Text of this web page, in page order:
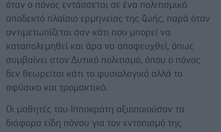
όταν ο πόνος εντάσσεται σε ένα πολιτισμικά
αποδεκτό πλαίσιο ερμηνείας της ζωής, παρά όταν
αντιμετωπίζεται σαν κάτι που μπορεί να
καταπολεμηθεί και άρα να αποφευχθεί, όπως
συμβαίνει στον Δυτικό πολιτισμό, όπου ο πόνος
δεν θεωρείται κάτι το φυσιολογικό αλλά το
αφύσικο και τρομακτικό.
Οι μαθητές του Ιπποκράτη αξιοποιούσαν τα
διάφορα είδη πόνου για τον εντοπισμό της